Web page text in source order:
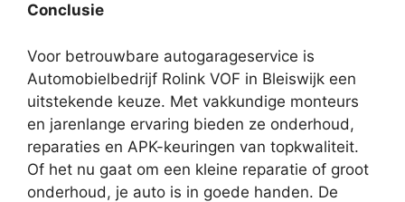
Conclusie
Voor betrouwbare autogarageservice is
Automobielbedrijf Rolink VOF in Bleiswijk een
uitstekende keuze. Met vakkundige monteurs
en jarenlange ervaring bieden ze onderhoud,
reparaties en APK-keuringen van topkwaliteit.
Of het nu gaat om een kleine reparatie of groot
onderhoud, je auto is in goede handen. De